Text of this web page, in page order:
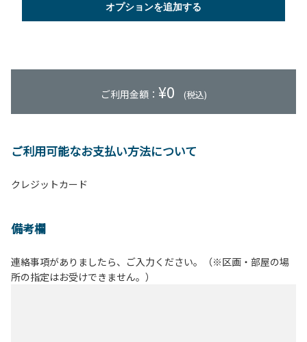
オプションを追加する
ご利用金額： ¥0 (税込)
ご利用可能なお支払い方法について
クレジットカード
備考欄
連絡事項がありましたら、ご入力ください。（※区画・部屋の場
所の指定はお受けできません。）